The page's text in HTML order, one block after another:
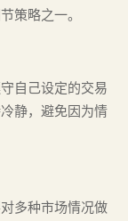
策略之一。
自己设定的交易
静，避免因为情
多种市场情况做